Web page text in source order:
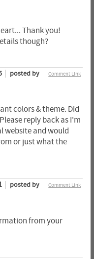
Thank you!
though?
Comment Link
posted by
colors & theme. Did
reply back as I'm
website and would
or just what the
Comment Link
posted by
from your